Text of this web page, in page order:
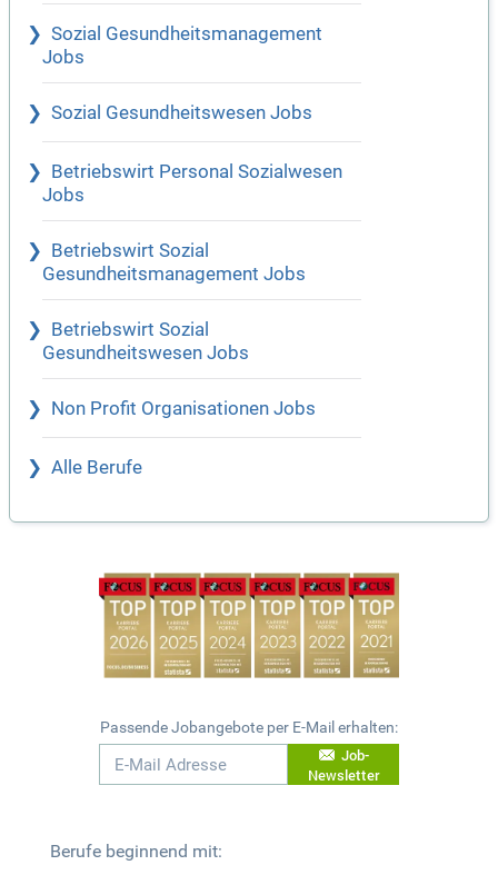
Sozial Gesundheitsmanagement
Jobs
Sozial Gesundheitswesen Jobs
Betriebswirt Personal Sozialwesen
Jobs
Betriebswirt Sozial
Gesundheitsmanagement Jobs
Betriebswirt Sozial
Gesundheitswesen Jobs
Non Profit Organisationen Jobs
Alle Berufe
Passende Jobangebote per E-Mail erhalten:
Job-
Newsletter
Berufe beginnend mit: